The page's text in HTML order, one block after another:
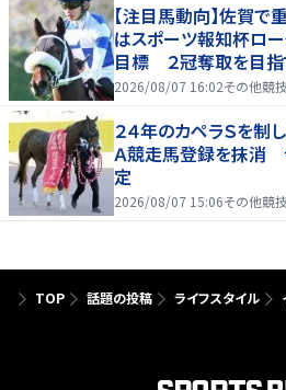
【注目馬動向】佐賀で
はスポーツ報知杯ロ
目標 ２冠奪取を目指
2026/08/07 16:02その他競技
２４年のカペラＳを制
Ａ競走馬登録を抹消
定
2026/08/07 15:06その他競技
TOP 話題の投稿 ライフスタイル